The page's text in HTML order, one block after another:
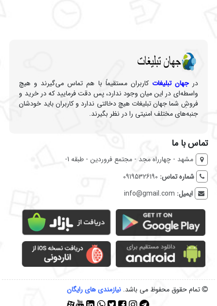
درجهان تبلیغات کاربران مستقیماً با هم تماس می‌گیرند و هیچ
واسطه‌ای در این میان وجود ندارد، پس دقت فرمایید که در خرید و
فروشِ شما جهان تبلیغات هیچ دخالتی ندارد و کاربران باید خودشان
جنبه‌های مختلف امنیتی را در نظر بگیرند.
تماس با ما
مشهد - چهارراه مجد - مجتمع فروردین - طبقه 1-
شماره تماس: 09195326190
ایمیل: info@gmail.com
تمام حقوق محفوظ می باشد.نیازمندی‌ های رایگان